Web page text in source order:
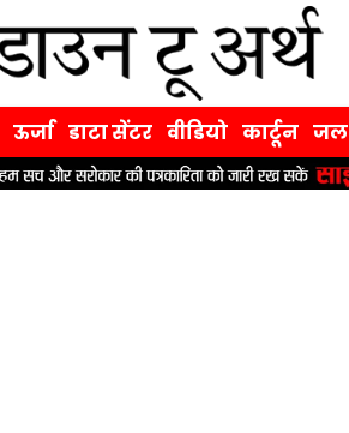
ऊर्जा डाटा सेंटर वीडियो कार्टून जल